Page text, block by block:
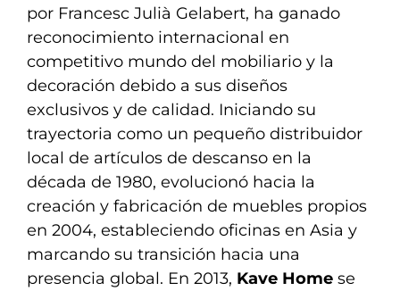
por Francesc Julià Gelabert, ha ganado
reconocimiento internacional en
competitivo mundo del mobiliario y la
decoración debido a sus diseños
exclusivos y de calidad. Iniciando su
trayectoria como un pequeño distribuidor
local de artículos de descanso en la
década de 1980, evolucionó hacia la
creación y fabricación de muebles propios
en 2004, estableciendo oficinas en Asia y
marcando su transición hacia una
presencia global. En 2013, Kave Home se